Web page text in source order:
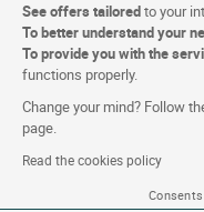
See offers tailoredto your
To better understand your
To provide you with the
functions properly.
Change your mind? Follow
page.
Read the cookies policy
Linkedin